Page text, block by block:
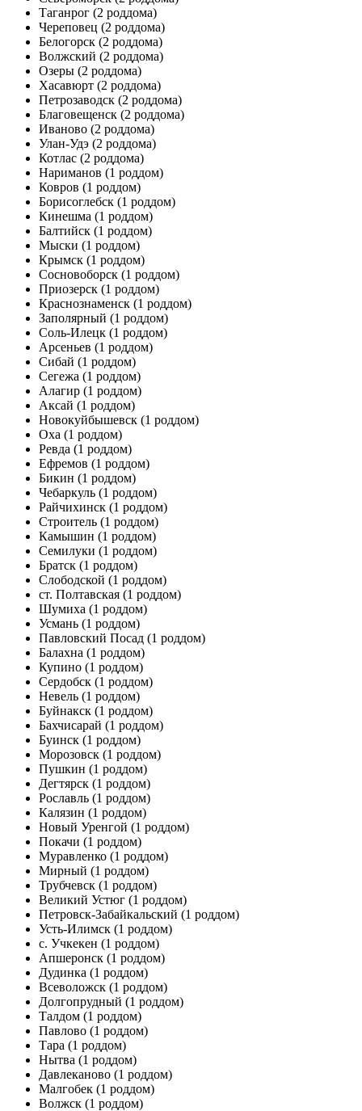
Таганрог (2 роддома)
Череповец (2 роддома)
Белогорск (2 роддома)
Волжский (2 роддома)
Озеры (2 роддома)
Хасавюрт (2 роддома)
Петрозаводск (2 роддома)
Благовещенск (2 роддома)
Иваново (2 роддома)
Улан-Удэ (2 роддома)
Котлас (2 роддома)
Нариманов (1 роддом)
Ковров (1 роддом)
Борисоглебск (1 роддом)
Кинешма (1 роддом)
Балтийск (1 роддом)
Мыски (1 роддом)
Крымск (1 роддом)
Сосновоборск (1 роддом)
Приозерск (1 роддом)
Краснознаменск (1 роддом)
Заполярный (1 роддом)
Соль-Илецк (1 роддом)
Арсеньев (1 роддом)
Сибай (1 роддом)
Сегежа (1 роддом)
Алагир (1 роддом)
Аксай (1 роддом)
Новокуйбышевск (1 роддом)
Оха (1 роддом)
Ревда (1 роддом)
Ефремов (1 роддом)
Бикин (1 роддом)
Чебаркуль (1 роддом)
Райчихинск (1 роддом)
Строитель (1 роддом)
Камышин (1 роддом)
Семилуки (1 роддом)
Братск (1 роддом)
Слободской (1 роддом)
ст. Полтавская (1 роддом)
Шумиха (1 роддом)
Усмань (1 роддом)
Павловский Посад (1 роддом)
Балахна (1 роддом)
Купино (1 роддом)
Сердобск (1 роддом)
Невель (1 роддом)
Буйнакск (1 роддом)
Бахчисарай (1 роддом)
Буинск (1 роддом)
Морозовск (1 роддом)
Пушкин (1 роддом)
Дегтярск (1 роддом)
Рославль (1 роддом)
Калязин (1 роддом)
Новый Уренгой (1 роддом)
Покачи (1 роддом)
Муравленко (1 роддом)
Мирный (1 роддом)
Трубчевск (1 роддом)
Великий Устюг (1 роддом)
Петровск-Забайкальский (1 роддом)
Усть-Илимск (1 роддом)
с. Учкекен (1 роддом)
Апшеронск (1 роддом)
Дудинка (1 роддом)
Всеволожск (1 роддом)
Долгопрудный (1 роддом)
Талдом (1 роддом)
Павлово (1 роддом)
Тара (1 роддом)
Нытва (1 роддом)
Давлеканово (1 роддом)
Малгобек (1 роддом)
Волжск (1 роддом)